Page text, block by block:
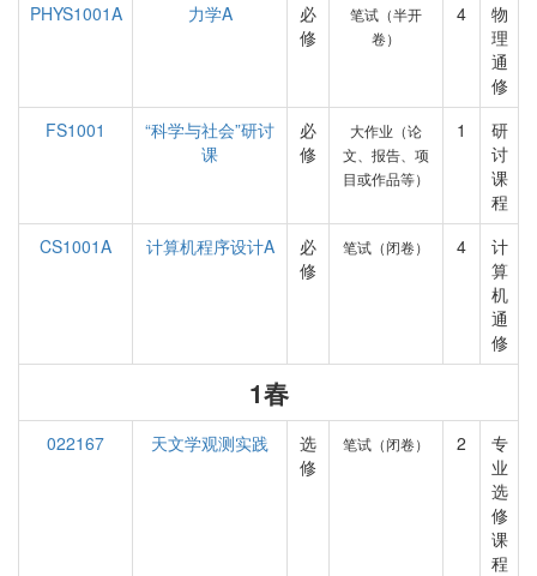
PHYS1001A
力学A
必
修
笔试（半开
卷）
4
物
理
通
修
FS1001
“科学与社会”研讨
课
必
修
大作业（论
文、报告、项
目或作品等）
1
研
讨
课
程
CS1001A
计算机程序设计A
必
修
笔试（闭卷） 4
计
算
机
通
修
1春
022167 天文学观测实践
选
修
笔试（闭卷） 2
专
业
选
修
课
程